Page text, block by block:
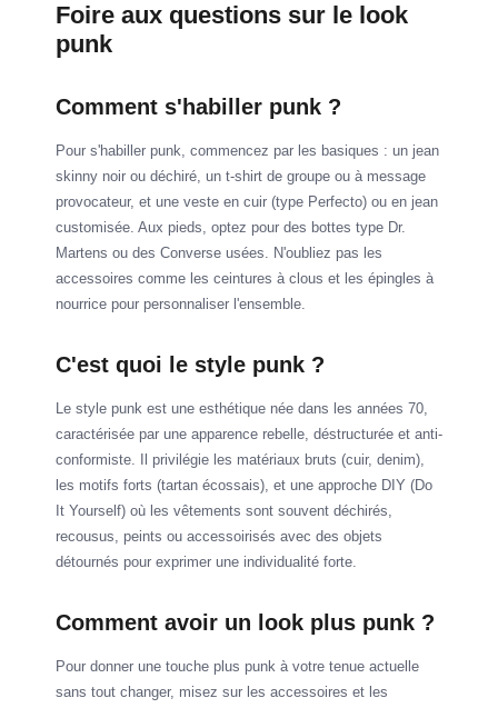
Foire aux questions sur le look
punk
Comment s'habiller punk ?
Pour s'habiller punk, commencez par les basiques : un jean
skinny noir ou déchiré, un t-shirt de groupe ou à message
provocateur, et une veste en cuir (type Perfecto) ou en jean
customisée. Aux pieds, optez pour des bottes type Dr.
Martens ou des Converse usées. N'oubliez pas les
accessoires comme les ceintures à clous et les épingles à
nourrice pour personnaliser l'ensemble.
C'est quoi le style punk ?
Le style punk est une esthétique née dans les années 70,
caractérisée par une apparence rebelle, déstructurée et anti-
conformiste. Il privilégie les matériaux bruts (cuir, denim),
les motifs forts (tartan écossais), et une approche DIY (Do
It Yourself) où les vêtements sont souvent déchirés,
recousus, peints ou accessoirisés avec des objets
détournés pour exprimer une individualité forte.
Comment avoir un look plus punk ?
Pour donner une touche plus punk à votre tenue actuelle
sans tout changer, misez sur les accessoires et les